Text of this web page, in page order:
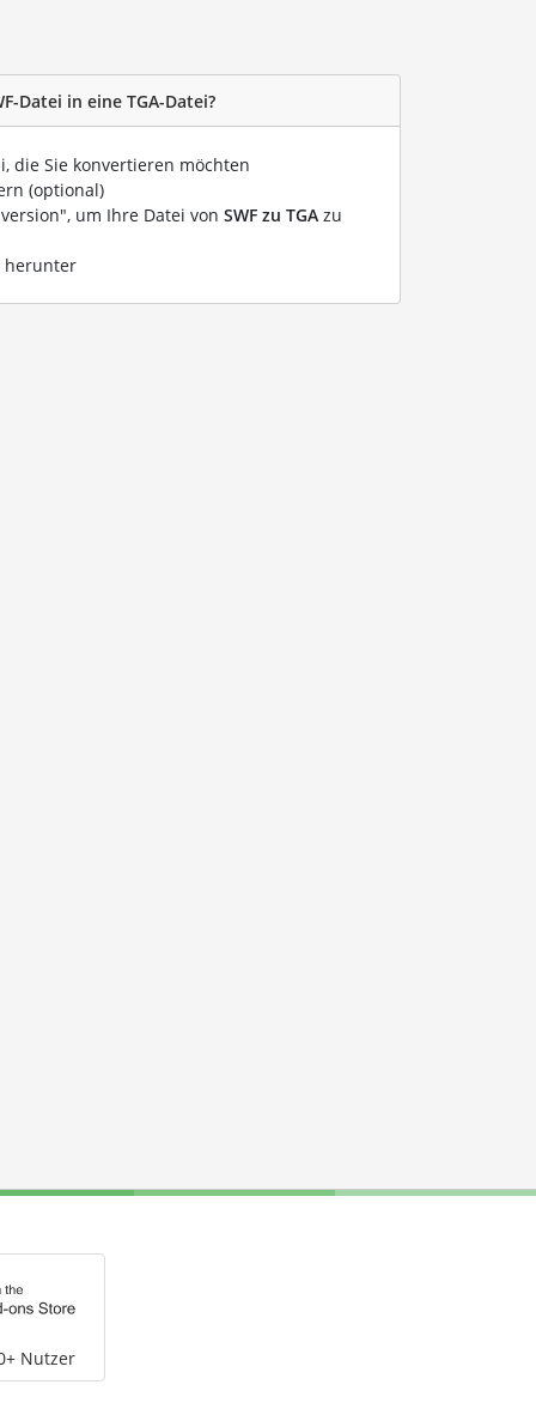
Datei in eine TGA-Datei?
die Sie konvertieren möchten
(optional)
um Ihre Datei von SWF zu TGA zu
herunter
Nutzer